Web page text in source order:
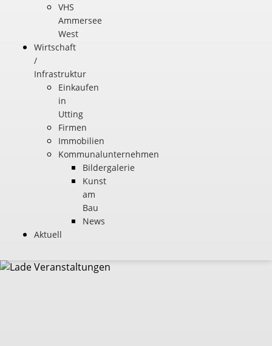
VHS
Ammersee
West
Wirtschaft
/
Infrastruktur
Einkaufen
in
Utting
Firmen
Immobilien
Kommunalunternehmen
Bildergalerie
Kunst
am
Bau
News
Aktuell